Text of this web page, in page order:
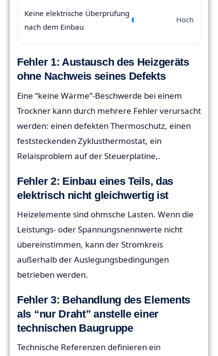
Keine elektrische Überprüfung
nach dem Einbau
Hoch
Fehler 1: Austausch des Heizgeräts
ohne Nachweis seines Defekts
Eine “keine Wärme”-Beschwerde bei einem
Trockner kann durch mehrere Fehler verursacht
werden: einen defekten Thermoschutz, einen
feststeckenden Zyklusthermostat, ein
Relaisproblem auf der Steuerplatine,.
Fehler 2: Einbau eines Teils, das
elektrisch nicht gleichwertig ist
Heizelemente sind ohmsche Lasten. Wenn die
Leistungs- oder Spannungsnennwerte nicht
übereinstimmen, kann der Stromkreis
außerhalb der Auslegungsbedingungen
betrieben werden.
Fehler 3: Behandlung des Elements
als “nur Draht” anstelle einer
technischen Baugruppe
Technische Referenzen definieren ein